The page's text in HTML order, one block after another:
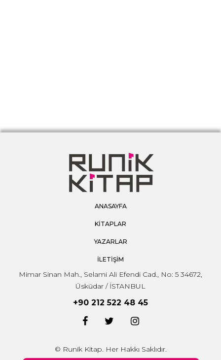
ANASAYFA
KİTAPLAR
YAZARLAR
İLETİŞİM
Mimar Sinan Mah., Selami Ali Efendi Cad., No: 5 34672,
Üsküdar / İSTANBUL
+90 212 522 48 45
© Runik Kitap. Her Hakkı Saklıdır.